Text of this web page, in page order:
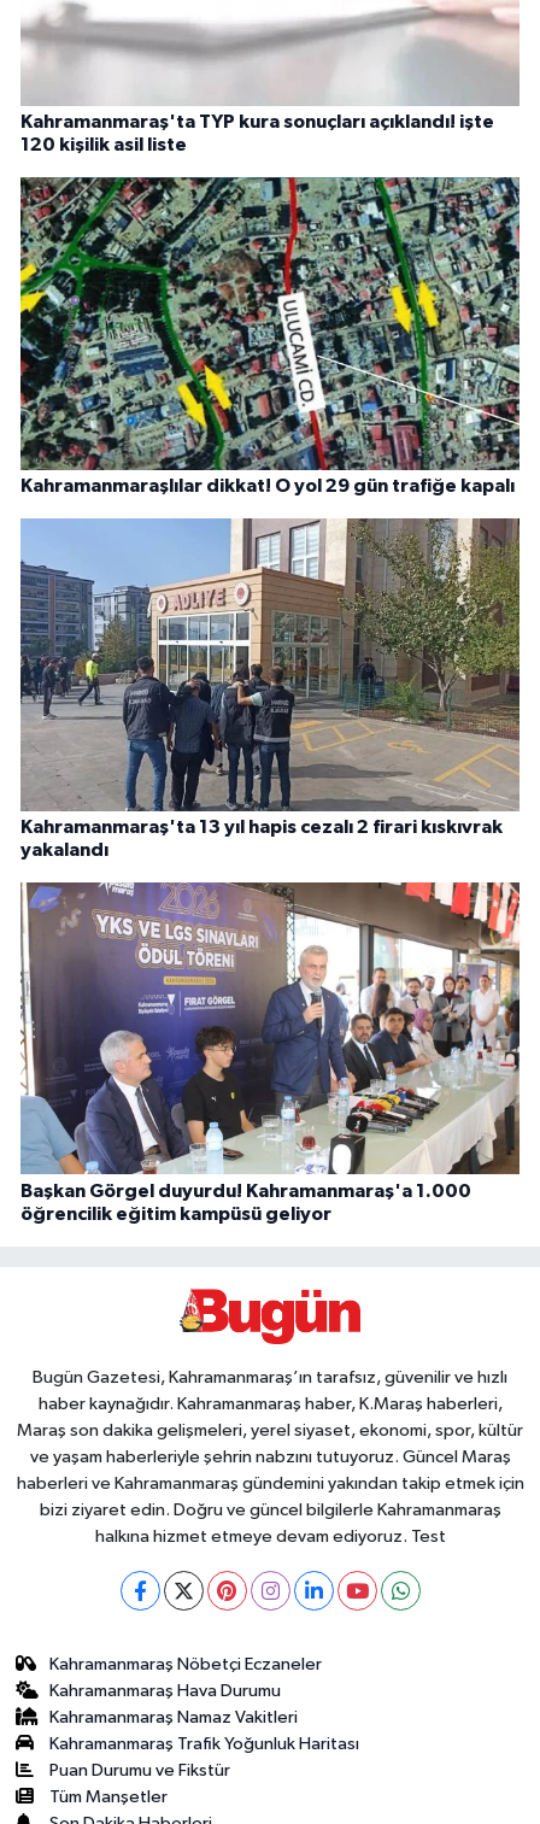
Kahramanmaraş'ta TYP kura sonuçları açıklandı! işte
120 kişilik asil liste
Kahramanmaraşlılar dikkat! O yol 29 gün trafiğe kapalı
Kahramanmaraş'ta 13 yıl hapis cezalı 2 firari kıskıvrak
yakalandı
Başkan Görgel duyurdu! Kahramanmaraş'a 1.000
öğrencilik eğitim kampüsü geliyor
Bugün Gazetesi, Kahramanmaraş’ın tarafsız, güvenilir ve hızlı
haber kaynağıdır. Kahramanmaraş haber, K.Maraş haberleri,
Maraş son dakika gelişmeleri, yerel siyaset, ekonomi, spor, kültür
ve yaşam haberleriyle şehrin nabzını tutuyoruz. Güncel Maraş
haberleri ve Kahramanmaraş gündemini yakından takip etmek için
bizi ziyaret edin. Doğru ve güncel bilgilerle Kahramanmaraş
halkına hizmet etmeye devam ediyoruz. Test
Kahramanmaraş Nöbetçi Eczaneler
Kahramanmaraş Hava Durumu
Kahramanmaraş Namaz Vakitleri
Kahramanmaraş Trafik Yoğunluk Haritası
Puan Durumu ve Fikstür
Tüm Manşetler